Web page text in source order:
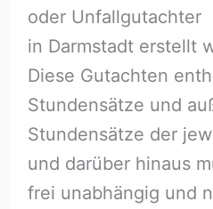
oder Unfallgutachter
in Darmstadt erstellt
Diese Gutachten
Stundensätze und
Stundensätze der
und darüber hinaus
frei unabhängig und